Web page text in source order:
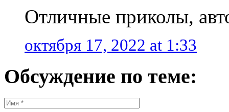
Отличные приколы,
октября 17, 2022 at 1:33
Обсуждение по теме: